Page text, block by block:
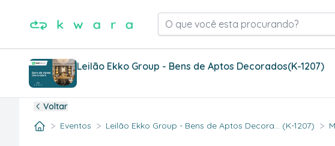
O que você esta procurando?
Leilão Ekko Group - Bens de Aptos Decorados(K-1207)
Voltar
> Eventos > Leilão Ekko Group - Bens de Aptos Decora... (K-1207) >